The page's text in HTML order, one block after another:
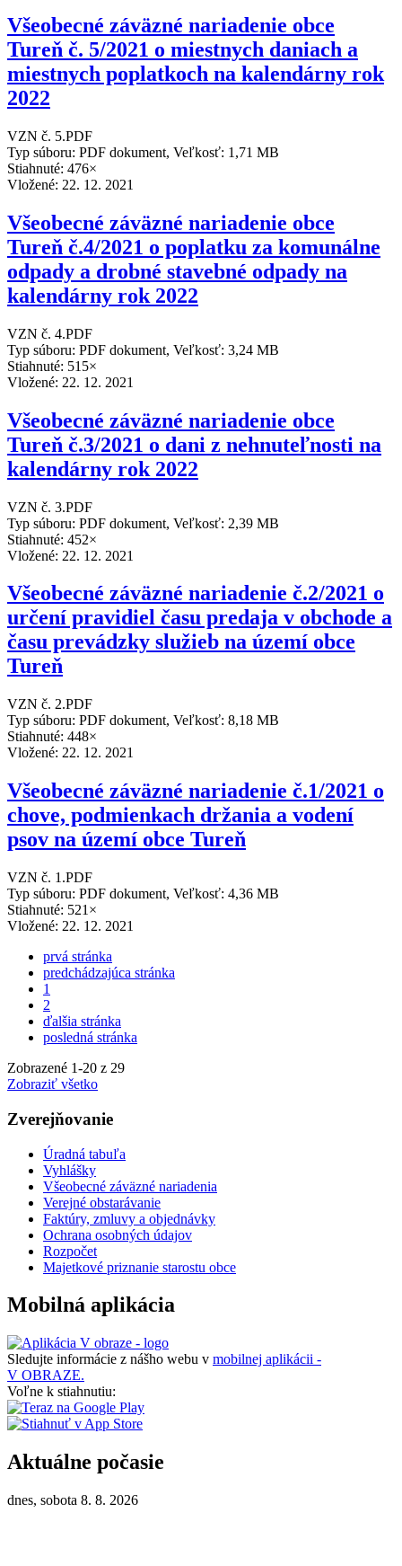
Všeobecné záväzné nariadenie obce
Tureň č. 5/2021 o miestnych daniach a
miestnych poplatkoch na kalendárny rok
2022
VZN č. 5.PDF
Typ súboru: PDF dokument, Veľkosť: 1,71 MB
Stiahnuté: 476×
Vložené: 22. 12. 2021
Všeobecné záväzné nariadenie obce
Tureň č.4/2021 o poplatku za komunálne
odpady a drobné stavebné odpady na
kalendárny rok 2022
VZN č. 4.PDF
Typ súboru: PDF dokument, Veľkosť: 3,24 MB
Stiahnuté: 515×
Vložené: 22. 12. 2021
Všeobecné záväzné nariadenie obce
Tureň č.3/2021 o dani z nehnuteľnosti na
kalendárny rok 2022
VZN č. 3.PDF
Typ súboru: PDF dokument, Veľkosť: 2,39 MB
Stiahnuté: 452×
Vložené: 22. 12. 2021
Všeobecné záväzné nariadenie č.2/2021 o
určení pravidiel času predaja v obchode a
času prevádzky služieb na území obce
Tureň
VZN č. 2.PDF
Typ súboru: PDF dokument, Veľkosť: 8,18 MB
Stiahnuté: 448×
Vložené: 22. 12. 2021
Všeobecné záväzné nariadenie č.1/2021 o
chove, podmienkach držania a vodení
psov na území obce Tureň
VZN č. 1.PDF
Typ súboru: PDF dokument, Veľkosť: 4,36 MB
Stiahnuté: 521×
Vložené: 22. 12. 2021
prvá stránka
predchádzajúca stránka
1
2
ďalšia stránka
posledná stránka
Zobrazené 1-20 z 29
Zobraziť všetko
Zverejňovanie
Úradná tabuľa
Vyhlášky
Všeobecné záväzné nariadenia
Verejné obstarávanie
Faktúry, zmluvy a objednávky
Ochrana osobných údajov
Rozpočet
Majetkové priznanie starostu obce
Mobilná aplikácia
Sledujte informácie z nášho webu v mobilnej aplikácii -
V OBRAZE.
Voľne k stiahnutiu:
Aktuálne počasie
dnes, sobota 8. 8. 2026